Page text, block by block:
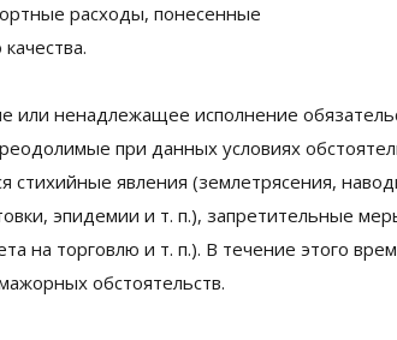
расходы, понесенные
или ненадлежащее исполнение
при данных условиях
явления (землетрясения,
эпидемии и т. п.), запретительные
на торговлю и т. п.). В течение этого
обстоятельств.